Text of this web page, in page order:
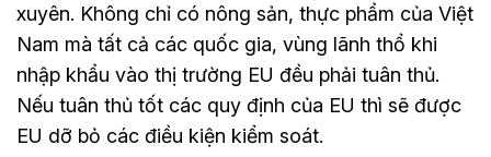
xuyên. Không chỉ có nông sản, thực phẩm của Việt
Nam mà tất cả các quốc gia, vùng lãnh thổ khi
nhập khẩu vào thị trường EU đều phải tuân thủ.
Nếu tuân thủ tốt các quy định của EU thì sẽ được
EU dỡ bỏ các điều kiện kiểm soát.